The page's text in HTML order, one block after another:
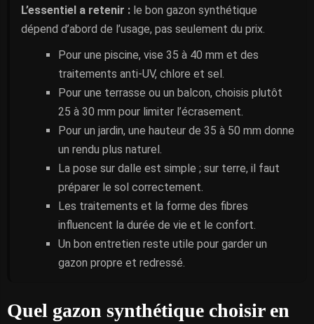
L’essentiel a retenir : le bon gazon synthétique
dépend d’abord de l’usage, pas seulement du prix.
Pour une piscine, vise 35 à 40 mm et des
traitements anti-UV, chlore et sel.
Pour une terrasse ou un balcon, choisis plutôt
25 à 30 mm pour limiter l’écrasement.
Pour un jardin, une hauteur de 35 à 50 mm donne
un rendu plus naturel.
La pose sur dalle est simple ; sur terre, il faut
préparer le sol correctement.
Les traitements et la forme des fibres
influencent la durée de vie et le confort.
Un bon entretien reste utile pour garder un
gazon propre et redressé.
Quel gazon synthétique choisir en